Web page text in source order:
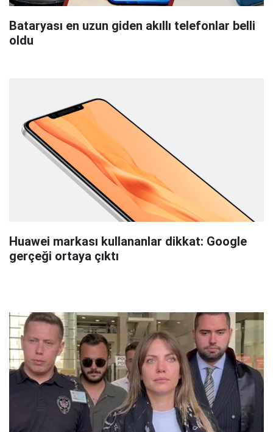
Bataryası en uzun giden akıllı telefonlar belli
oldu
Huawei markası kullananlar dikkat: Google
gerçeği ortaya çıktı